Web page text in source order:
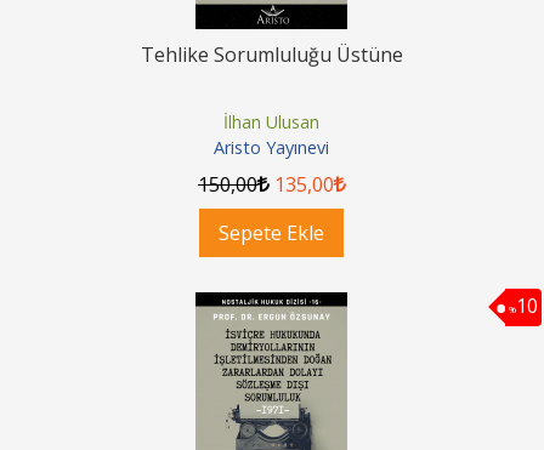
Tehlike Sorumluluğu Üstüne
İlhan Ulusan
Aristo Yayınevi
150,00 135,00
Sepete Ekle
%10